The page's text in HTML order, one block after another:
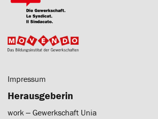
Impressum
Herausgeberin
work ‒ Gewerkschaft Unia